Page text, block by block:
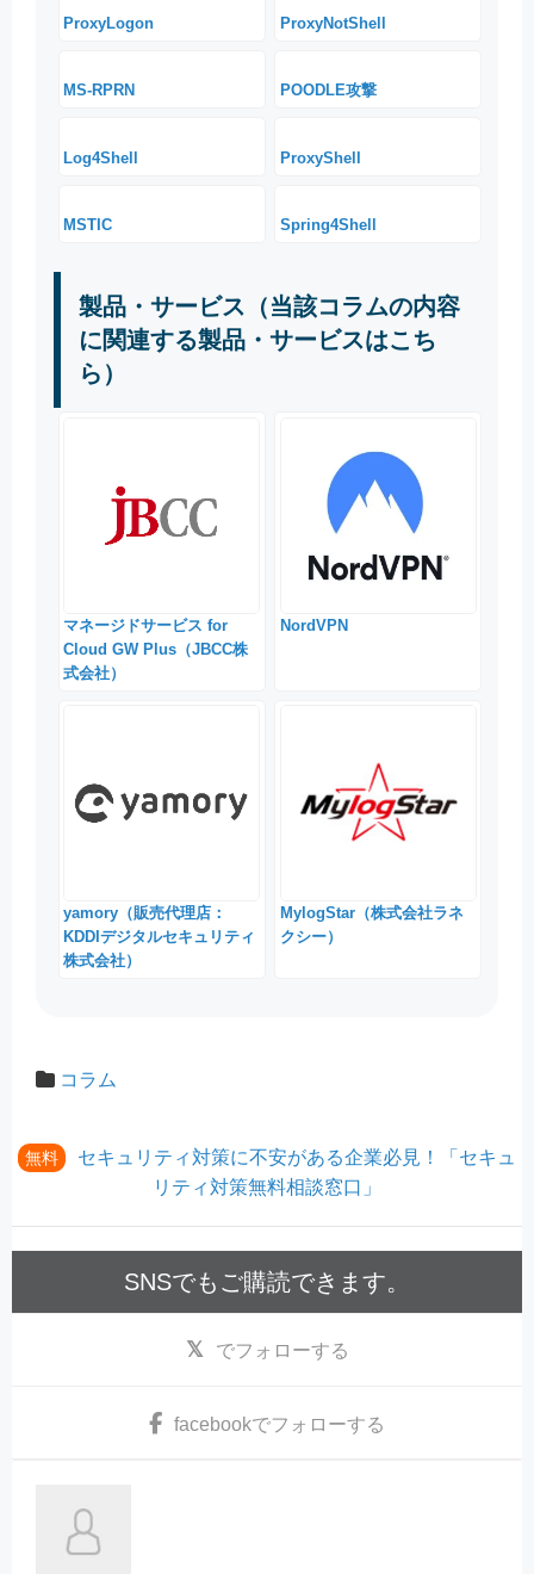
ProxyLogon ProxyNotShell
MS-RPRN POODLE攻撃
Log4Shell ProxyShell
MSTIC Spring4Shell
製品・サービス（当該コラムの内容
に関連する製品・サービスはこち
ら）
マネージドサービス for
Cloud GW Plus（JBCC株
式会社）
NordVPN
yamory（販売代理店：
KDDIデジタルセキュリティ
株式会社）
MylogStar（株式会社ラネ
クシー）
コラム
無料
セキュリティ対策に不安がある企業必見！「セキュ
リティ対策無料相談窓口」
SNSでもご購読できます。
でフォローする
facebookでフォローする